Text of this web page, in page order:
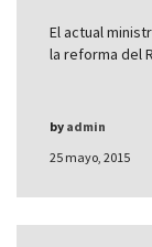
El actual
la reforma del
25 mayo, 2015
by admin